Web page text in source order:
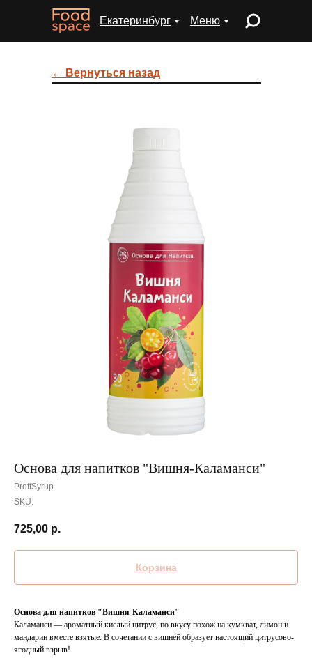
← Вернуться назад
Меню
Екатеринбург
Основа для напитков "Вишня-Каламанси"
ProffSyrup
SKU:
725,00 р.
Корзина
Основа для напитков "Вишня-Каламанси"
Каламанси — ароматный кислый цитрус, по вкусу похож на кумкват, лимон и
мандарин вместе взятые. В сочетании с вишней образует настоящий цитрусово-
ягодный взрыв!